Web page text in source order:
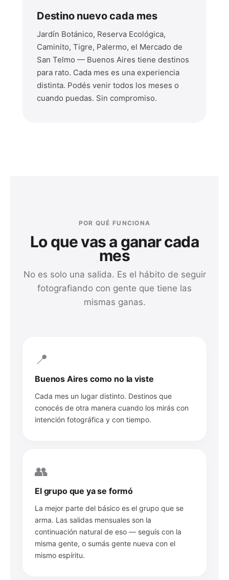
Destino nuevo cada mes
Jardín Botánico, Reserva Ecológica,
Caminito, Tigre, Palermo, el Mercado de
San Telmo — Buenos Aires tiene destinos
para rato. Cada mes es una experiencia
distinta. Podés venir todos los meses o
cuando puedas. Sin compromiso.
POR QUÉ FUNCIONA
Lo que vas a ganar cada
mes
No es solo una salida. Es el hábito de seguir
fotografiando con gente que tiene las
mismas ganas.
📍
Buenos Aires como no la viste
Cada mes un lugar distinto. Destinos que
conocés de otra manera cuando los mirás con
intención fotográfica y con tiempo.
👥
El grupo que ya se formó
La mejor parte del básico es el grupo que se
arma. Las salidas mensuales son la
continuación natural de eso — seguís con la
misma gente, o sumás gente nueva con el
mismo espíritu.